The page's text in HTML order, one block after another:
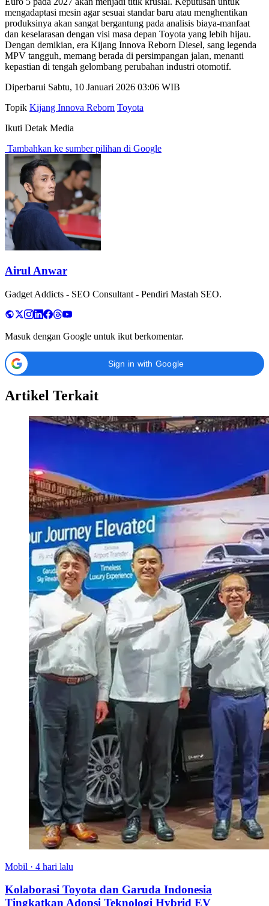
mengadaptasi mesin agar sesuai standar baru atau menghentikan
produksinya akan sangat bergantung pada analisis biaya-manfaat
dan keselarasan dengan visi masa depan Toyota yang lebih hijau.
Dengan demikian, era Kijang Innova Reborn Diesel, sang legenda
MPV tangguh, memang berada di persimpangan jalan, menanti
kepastian di tengah gelombang perubahan industri otomotif.
Diperbarui Sabtu, 10 Januari 2026 03:06 WIB
Topik Kijang Innova Reborn Toyota
Ikuti Detak Media
Tambahkan ke sumber pilihan di Google
Airul Anwar
Gadget Addicts - SEO Consultant - Pendiri Mastah SEO.
Masuk dengan Google untuk ikut berkomentar.
Sign in with Google
Artikel Terkait
Mobil · 4 hari lalu
Kolaborasi Toyota dan Garuda Indonesia
Tingkatkan Adopsi Teknologi Hybrid EV